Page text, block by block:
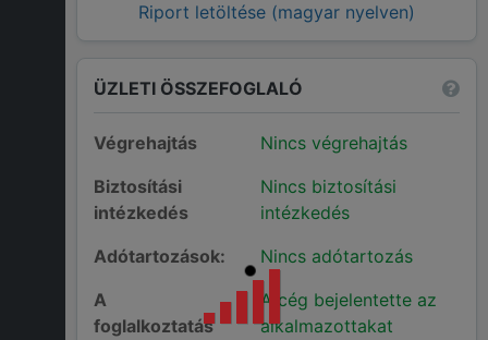
Riport letöltése (magyar nyelven)
ÜZLETI ÖSSZEFOGLALÓ
Végrehajtás
Nincs végrehajtás
Biztosítási
intézkedés
Nincs biztosítási
intézkedés
Adótartozások:
Nincs adótartozás
A
foglalkoztatás
A cég bejelentette az
alkalmazottakat